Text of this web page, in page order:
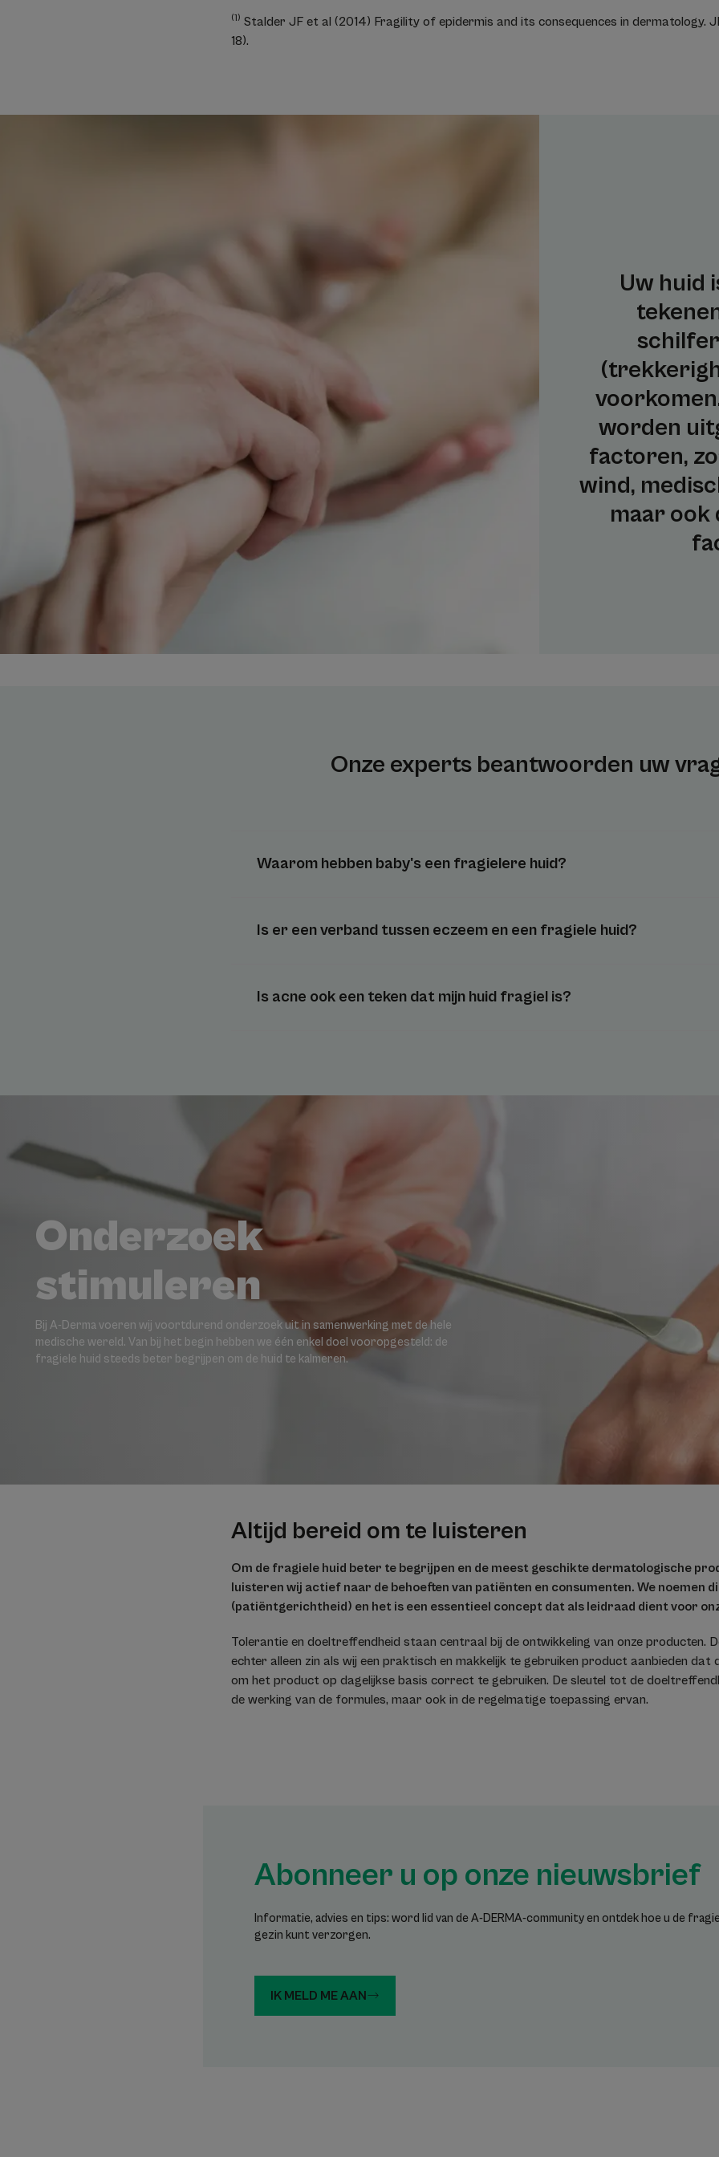
(1) Stalder JF et al (2014) Fragility of epidermis and its consequences in dermatology.
18).
Uw huid
worden
factoren,
wind,
maar
Onze experts beantwoorden uw
Waarom hebben baby's een fragielere huid?
Is er een verband tussen eczeem en een fragiele huid?
Is acne ook een teken dat mijn huid fragiel is?
Onderzoek
stimuleren
Bij A-Derma voeren wij voortdurend onderzoek uit in samenwerking met de hele
medische wereld. Van bij het begin hebben we één enkel doel vooropgesteld: de
fragiele huid steeds beter begrijpen om de huid te kalmeren.
Altijd bereid om te luisteren
Om de fragiele huid beter te begrijpen en de meest geschikte dermatologische
luisteren wij actief naar de behoeften van patiënten en consumenten. We noemen
(patiëntgerichtheid) en het is een essentieel concept dat als leidraad dient voor
Tolerantie en doeltreffendheid staan centraal bij de ontwikkeling van onze producten.
echter alleen zin als wij een praktisch en makkelijk te gebruiken product aanbieden dat
om het product op dagelijkse basis correct te gebruiken. De sleutel tot de
de werking van de formules, maar ook in de regelmatige toepassing ervan.
Abonneer u op onze nieuwsbrief
Informatie, advies en tips: word lid van de A-DERMA-community en ontdek hoe u de
gezin kunt verzorgen.
IK MELD ME AAN